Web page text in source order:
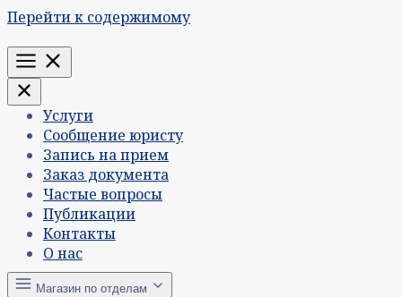
Перейти к содержимому
Меню
Услуги
Сообщение юристу
Запись на прием
Заказ документа
Частые вопросы
Публикации
Контакты
О нас
Магазин по отделам